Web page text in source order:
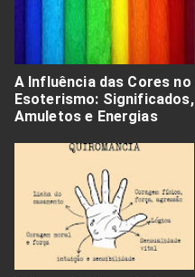
A Influência das Cores no
Esoterismo: Significados,
Amuletos e Energias